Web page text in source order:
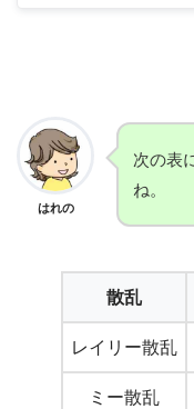
はれの
次の表
ね。
散乱
レイリー散乱
ミー散乱